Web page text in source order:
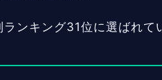
ンキング31位に選ばれて